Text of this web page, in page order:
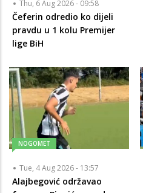
Thu, 6 Aug 2026 - 09:58
Čeferin odredio ko dijeli
pravdu u 1 kolu Premijer
lige BiH
NOGOMET
Tue, 4 Aug 2026 - 13:57
Alajbegović održavao